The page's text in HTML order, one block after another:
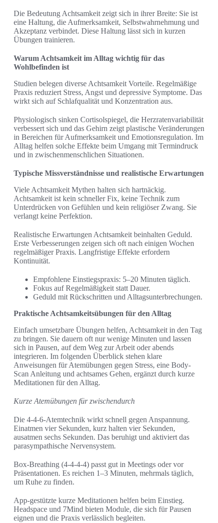
Die Bedeutung Achtsamkeit zeigt sich in ihrer Breite: Sie ist
eine Haltung, die Aufmerksamkeit, Selbstwahrnehmung und
Akzeptanz verbindet. Diese Haltung lässt sich in kurzen
Übungen trainieren.
Warum Achtsamkeit im Alltag wichtig für das
Wohlbefinden ist
Studien belegen diverse Achtsamkeit Vorteile. Regelmäßige
Praxis reduziert Stress, Angst und depressive Symptome. Das
wirkt sich auf Schlafqualität und Konzentration aus.
Physiologisch sinken Cortisolspiegel, die Herzratenvariabilität
verbessert sich und das Gehirn zeigt plastische Veränderungen
in Bereichen für Aufmerksamkeit und Emotionsregulation. Im
Alltag helfen solche Effekte beim Umgang mit Termindruck
und in zwischenmenschlichen Situationen.
Typische Missverständnisse und realistische Erwartungen
Viele Achtsamkeit Mythen halten sich hartnäckig.
Achtsamkeit ist kein schneller Fix, keine Technik zum
Unterdrücken von Gefühlen und kein religiöser Zwang. Sie
verlangt keine Perfektion.
Realistische Erwartungen Achtsamkeit beinhalten Geduld.
Erste Verbesserungen zeigen sich oft nach einigen Wochen
regelmäßiger Praxis. Langfristige Effekte erfordern
Kontinuität.
Empfohlene Einstiegspraxis: 5–20 Minuten täglich.
Fokus auf Regelmäßigkeit statt Dauer.
Geduld mit Rückschritten und Alltagsunterbrechungen.
Praktische Achtsamkeitsübungen für den Alltag
Einfach umsetzbare Übungen helfen, Achtsamkeit in den Tag
zu bringen. Sie dauern oft nur wenige Minuten und lassen
sich in Pausen, auf dem Weg zur Arbeit oder abends
integrieren. Im folgenden Überblick stehen klare
Anweisungen für Atemübungen gegen Stress, eine Body-
Scan Anleitung und achtsames Gehen, ergänzt durch kurze
Meditationen für den Alltag.
Kurze Atemübungen für zwischendurch
Die 4-4-6-Atemtechnik wirkt schnell gegen Anspannung.
Einatmen vier Sekunden, kurz halten vier Sekunden,
ausatmen sechs Sekunden. Das beruhigt und aktiviert das
parasympathische Nervensystem.
Box-Breathing (4-4-4-4) passt gut in Meetings oder vor
Präsentationen. Es reichen 1–3 Minuten, mehrmals täglich,
um Ruhe zu finden.
App-gestützte kurze Meditationen helfen beim Einstieg.
Headspace und 7Mind bieten Module, die sich für Pausen
eignen und die Praxis verlässlich begleiten.